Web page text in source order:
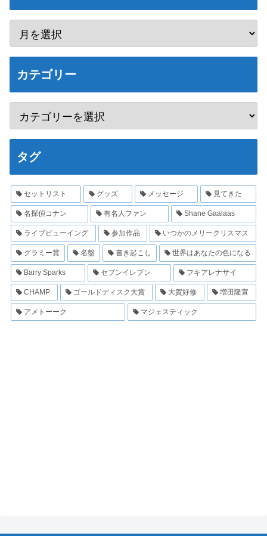
カテゴリー
タグ
セットリスト グッズ メッセージ 見てきた
名探偵コナン 有名人ファン Shane Gaalaas
ライブビューイング 参加作品 いつかのメリークリスマス
グラミー賞 名盤 書き起こし 世界はあなたの色になる
Barry Sparks セブンイレブン フキアレナサイ
CHAMP ゴールドディスク大賞 大賀好修 増田隆宣
アメトーーク マジェスティック